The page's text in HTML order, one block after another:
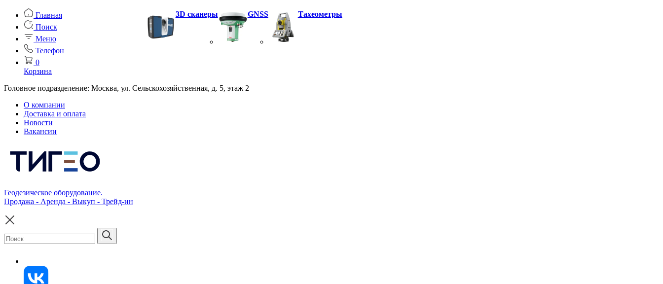
Главная
Поиск
Меню
Телефон
0
Корзина
Головное подразделение: Москва, ул. Сельскохозяйственная, д. 5, этаж 2
О компании
Доставка и оплата
Новости
Вакансии
Геодезическое оборудование.
Продажа - Аренда - Выкуп - Трейд-ин
3D сканеры GNSS Тахеометры